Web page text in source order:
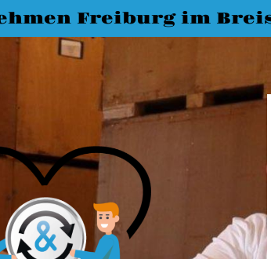
Freiburg im